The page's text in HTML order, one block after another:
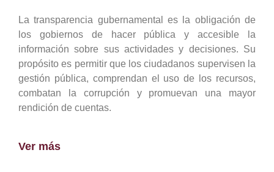
La transparencia gubernamental es la obligación de
los gobiernos de hacer pública y accesible la
información sobre sus actividades y decisiones. Su
propósito es permitir que los ciudadanos supervisen la
gestión pública, comprendan el uso de los recursos,
combatan la corrupción y promuevan una mayor
rendición de cuentas.
Ver más